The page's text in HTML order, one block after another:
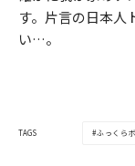
す。片言の日本人
い…。
TAGS ふっくら